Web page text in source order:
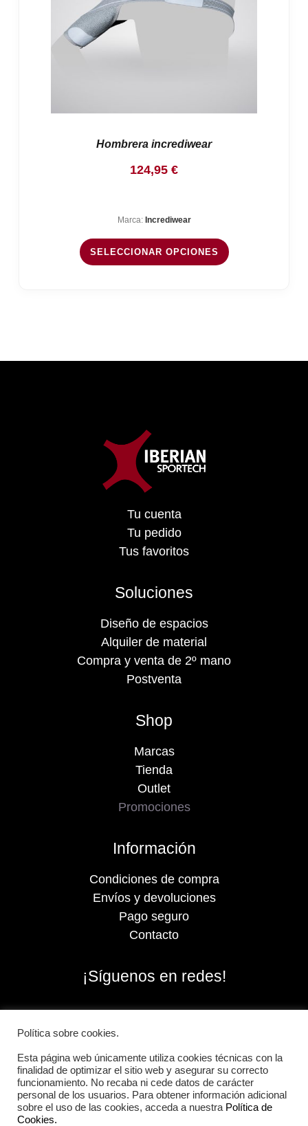
Hombrera incrediwear
124,95 €
Marca: Incrediwear
SELECCIONAR OPCIONES
Tu cuenta
Tu pedido
Tus favoritos
Soluciones
Diseño de espacios
Alquiler de material
Compra y venta de 2º mano
Postventa
Shop
Marcas
Tienda
Outlet
Promociones
Información
Condiciones de compra
Envíos y devoluciones
Pago seguro
Contacto
¡Síguenos en redes!
Política sobre cookies.
Esta página web únicamente utiliza cookies técnicas con la
finalidad de optimizar el sitio web y asegurar su correcto
funcionamiento. No recaba ni cede datos de carácter
personal de los usuarios. Para obtener información adicional
sobre el uso de las cookies, acceda a nuestra Política de
Cookies.